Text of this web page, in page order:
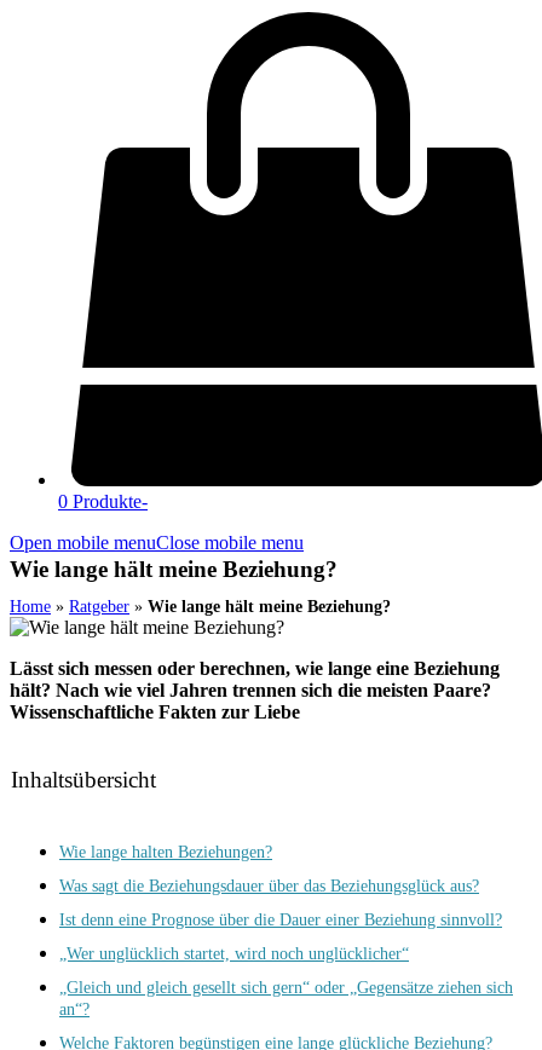
0 Produkte-
Open mobile menuClose mobile menu
Wie lange hält meine Beziehung?
Home » Ratgeber » Wie lange hält meine Beziehung?
Lässt sich messen oder berechnen, wie lange eine Beziehung
hält? Nach wie viel Jahren trennen sich die meisten Paare?
Wissenschaftliche Fakten zur Liebe
Inhaltsübersicht
Wie lange halten Beziehungen?
Was sagt die Beziehungsdauer über das Beziehungsglück aus?
Ist denn eine Prognose über die Dauer einer Beziehung sinnvoll?
„Wer unglücklich startet, wird noch unglücklicher“
„Gleich und gleich gesellt sich gern“ oder „Gegensätze ziehen sich
an“?
Welche Faktoren begünstigen eine lange glückliche Beziehung?